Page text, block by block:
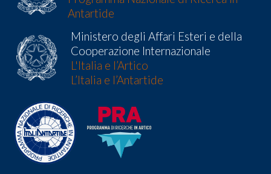
Antartide
Ministero degli Affari Esteri e della
Cooperazione Internazionale
L'Italia e l’Artico
L’Italia e l’Antartide